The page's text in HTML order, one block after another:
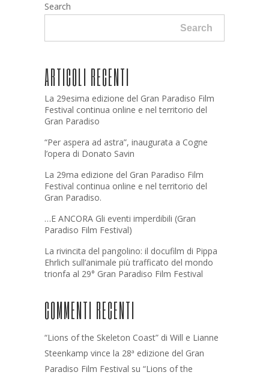
Search
Search
ARTICOLI RECENTI
La 29esima edizione del Gran Paradiso Film
Festival continua online e nel territorio del
Gran Paradiso
“Per aspera ad astra”, inaugurata a Cogne
l’opera di Donato Savin
La 29ma edizione del Gran Paradiso Film
Festival continua online e nel territorio del
Gran Paradiso.
…E ANCORA Gli eventi imperdibili (Gran
Paradiso Film Festival)
La rivincita del pangolino: il docufilm di Pippa
Ehrlich sull’animale più trafficato del mondo
trionfa al 29° Gran Paradiso Film Festival
COMMENTI RECENTI
“Lions of the Skeleton Coast” di Will e Lianne
Steenkamp vince la 28ª edizione del Gran
Paradiso Film Festival su “Lions of the